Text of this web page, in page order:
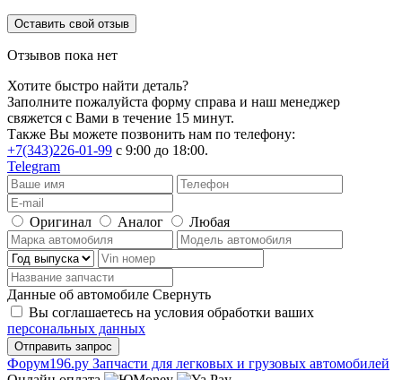
Оставить свой отзыв
Отзывов пока нет
Хотите быстро найти деталь?
Заполните пожалуйста форму справа и наш менеджер
свяжется с Вами в течение 15 минут.
Также Вы можете позвонить нам по телефону:
+7(343)226-01-99 с 9:00 до 18:00.
Telegram
Оригинал Аналог Любая
Данные об автомобиле Свернуть
Вы соглашаетесь на условия обработки ваших
персональных данных
Фoрум196.ру Запчасти для легковых и грузовых автомобилей